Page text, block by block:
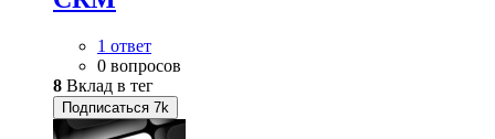
1 ответ
0 вопросов
8 Вклад в тег
Подписаться 7k